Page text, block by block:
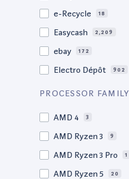
15.5" 2
15,4"
15.4" 69
15.3" 2
15" 202
e-Recycle 18
Easycash 2,209
ebay 172
Electro Dépôt 902
Factorefurb
PROCESSOR FAMILY
AMD 4 3
AMD Ryzen 3 9
AMD Ryzen 3 Pro 1
AMD Ryzen 5 20